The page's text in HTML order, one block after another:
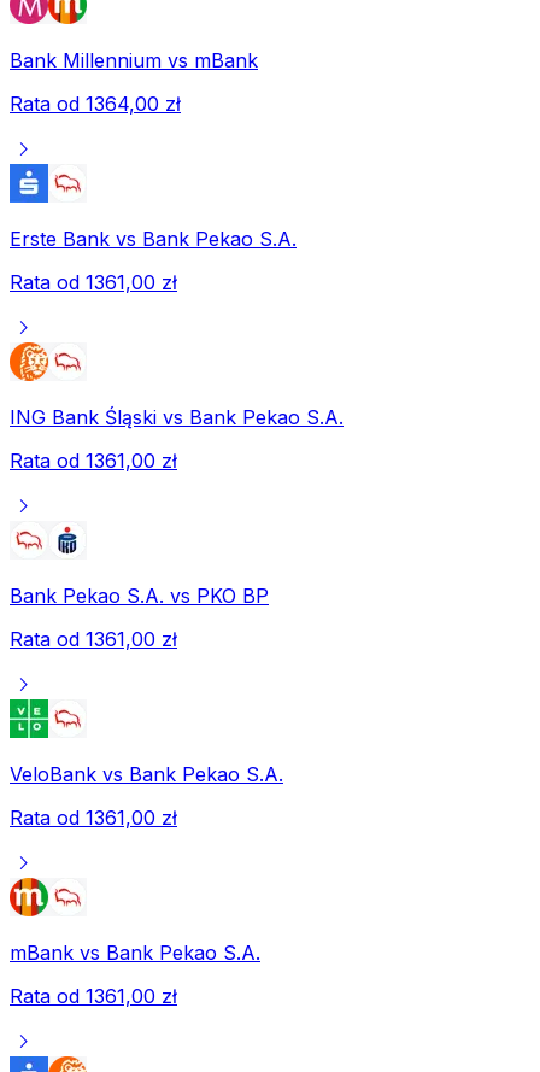
Bank Millennium vs mBank
Rata od 1364,00 zł
chevron_right
Erste Bank vs Bank Pekao S.A.
Rata od 1361,00 zł
chevron_right
ING Bank Śląski vs Bank Pekao S.A.
Rata od 1361,00 zł
chevron_right
Bank Pekao S.A. vs PKO BP
Rata od 1361,00 zł
chevron_right
VeloBank vs Bank Pekao S.A.
Rata od 1361,00 zł
chevron_right
mBank vs Bank Pekao S.A.
Rata od 1361,00 zł
chevron_right